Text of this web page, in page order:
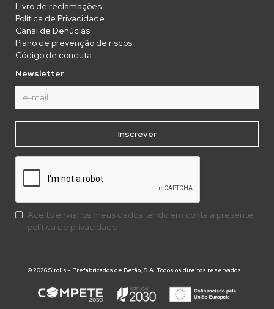
Livro de reclamações
Política de Privacidade
Canal de Denúcias
Plano de prevenção de riscos
Código de conduta
Newsletter
Aceito enviar os meus dados tendo em conta a presente
política de privacidade
© 2026 Sirolis - Prefabricados de Betão, S.A. Todos os direitos reservados